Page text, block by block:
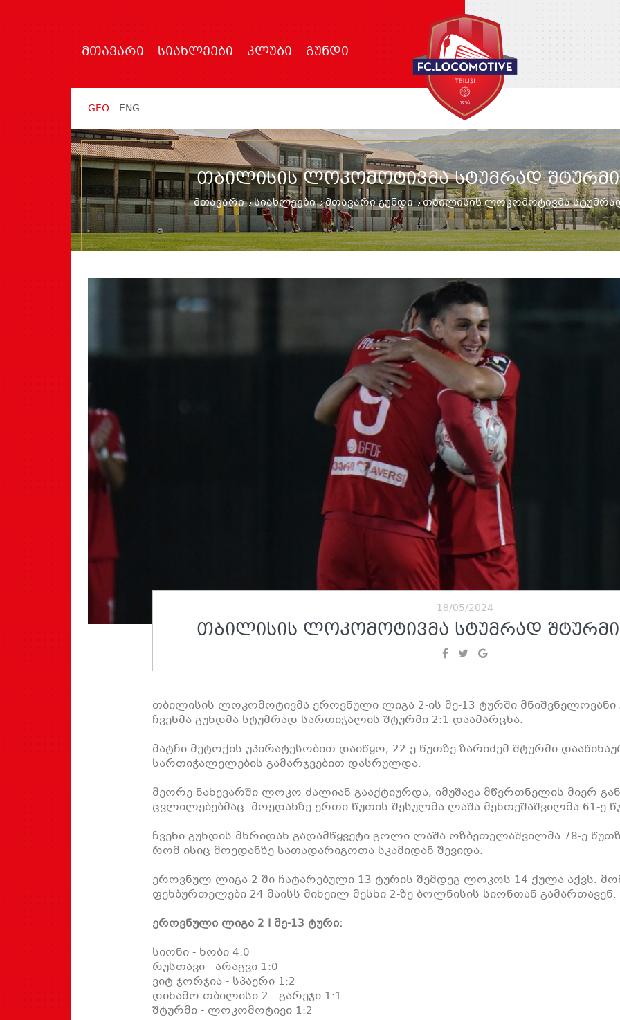
ᲛᲗᲐᲕᲐᲠᲘ ᲡᲘᲐᲮᲚᲔᲔᲑᲘ ᲙᲚᲣᲑᲘ ᲒᲣᲜᲓᲘ
GEO ENG
ᲗᲑᲘᲚᲘᲡᲘᲡ ᲚᲝᲙᲝᲛᲝᲢᲘᲕᲛᲐ ᲡᲢᲣᲛᲠᲐᲓ
მთავარი სიახლეები მთავარი გუნდი თბილისის ლოკომოტივმა
18/05/2024
ᲗᲑᲘᲚᲘᲡᲘᲡ ᲚᲝᲙᲝᲛᲝᲢᲘᲕᲛᲐ ᲡᲢᲣᲛᲠᲐᲓ
თბილისის ლოკომოტივმა ეროვნული ლიგა 2-ის მე-13 ტურში მნიშვნელოვანი
ჩვენმა გუნდმა სტუმრად სართიჭალის შტურმი 2:1 დაამარცხა.
მატჩი მეტოქის უპირატესობით დაიწყო, 22-ე წუთზე ზარიძემ შტურმი
სართიჭალელების გამარჯვებით დასრულდა.
მეორე ნახევარში ლოკო ძალიან გააქტიურდა, იმუშავა მწვრთნელის მიერ
ცვლილებებმაც. მოედანზე ერთი წუთის შესულმა ლაშა მენთეშაშვილმა 61-ე
ჩვენი გუნდის მხრიდან გადამწყვეტი გოლი ლაშა ოზბეთელაშვილმა 78-ე
რომ ისიც მოედანზე სათადარიგოთა სკამიდან შევიდა.
ეროვნულ ლიგა 2-ში ჩატარებული 13 ტურის შემდეგ ლოკოს 14 ქულა აქვს.
ფეხბურთელები 24 მაისს მიხეილ მესხი 2-ზე ბოლნისის სიონთან გამართავენ.
ეროვნული ლიგა 2 I მე-13 ტური:
სიონი - ხობი 4:0
რუსთავი - არაგვი 1:0
ვიტ ჯორჯია - სპაერი 1:2
დინამო თბილისი 2 - გარეჯი 1:1
შტურმი - ლოკომოტივი 1:2